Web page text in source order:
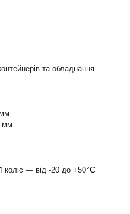
та обладнання
мм
коліс — від -20 до +50°С